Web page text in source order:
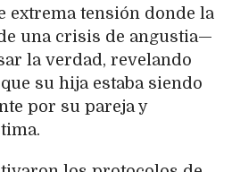
extrema tensión donde la
una crisis de angustia—
la verdad, revelando
su hija estaba siendo
por su pareja y